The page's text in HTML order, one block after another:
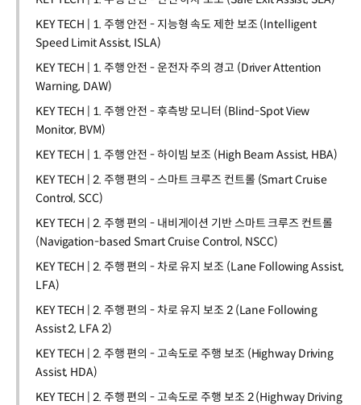
KEY TECH | 1. 주행 안전 - 지능형 속도 제한 보조 (Intelligent
Speed Limit Assist, ISLA)
KEY TECH | 1. 주행 안전 - 운전자 주의 경고 (Driver Attention
Warning, DAW)
KEY TECH | 1. 주행 안전 - 후측방 모니터 (Blind-Spot View
Monitor, BVM)
KEY TECH | 1. 주행 안전 - 하이빔 보조 (High Beam Assist, HBA)
KEY TECH | 2. 주행 편의 - 스마트 크루즈 컨트롤 (Smart Cruise
Control, SCC)
KEY TECH | 2. 주행 편의 - 내비게이션 기반 스마트 크루즈 컨트롤
(Navigation-based Smart Cruise Control, NSCC)
KEY TECH | 2. 주행 편의 - 차로 유지 보조 (Lane Following Assist,
LFA)
KEY TECH | 2. 주행 편의 - 차로 유지 보조 2 (Lane Following
Assist 2, LFA 2)
KEY TECH | 2. 주행 편의 - 고속도로 주행 보조 (Highway Driving
Assist, HDA)
KEY TECH | 2. 주행 편의 - 고속도로 주행 보조 2 (Highway Driving